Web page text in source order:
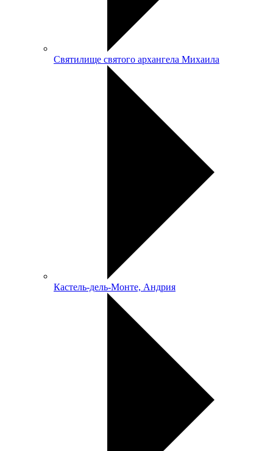
Святилище святого архангела Михаила
Кастель-дель-Монте, Андрия